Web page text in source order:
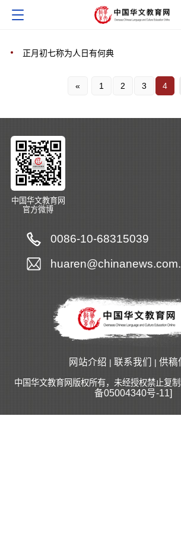
正月初七称为人日有何典
« 1 2 3 4
中国华文教育网
官方微博
0086-10-68315039
网站介绍 | 联系我们 | 供稿
中国华文教育网版权所有，未经授权禁止复
备05004340号-11]